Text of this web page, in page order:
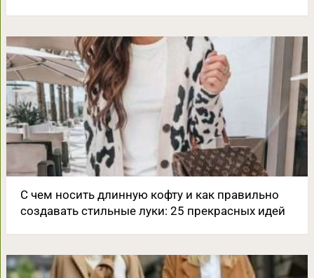
С чем носить длинную кофту и как правильно
создавать стильные луки: 25 прекрасных идей